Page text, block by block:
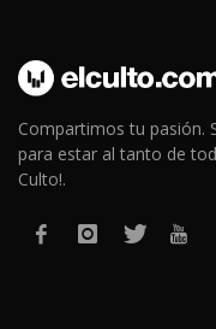
Compartimos tu pasión.
para estar al tanto de
Culto!.